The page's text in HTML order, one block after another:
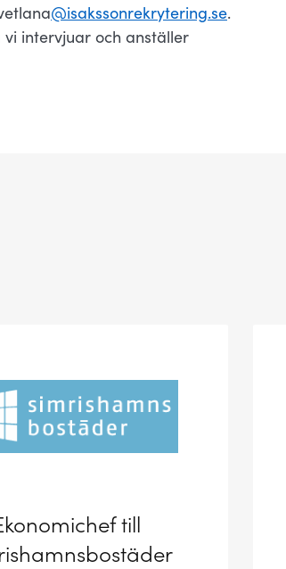
@isakssonrekrytering.se.
intervjuar och anställer
till